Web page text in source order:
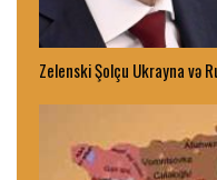
Zelenski Şolçu Ukrayna və